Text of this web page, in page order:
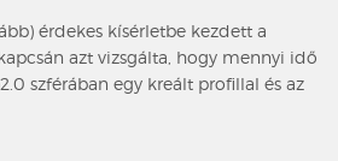
érdekes kísérletbe kezdett a
azt vizsgálta, hogy mennyi idő
szférában egy kreált profillal és az